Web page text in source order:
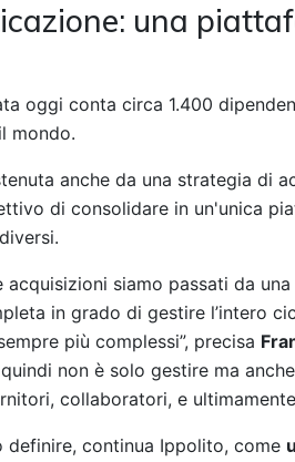
una
oggi conta circa 1.400
mondo.
anche da una strategia di
di consolidare in un'unica
acquisizioni siamo passati da
in grado di gestire l’intero
più complessi”, precisa
quindi non è solo gestire ma
collaboratori, e ultimamente
definire, continua Ippolito, come